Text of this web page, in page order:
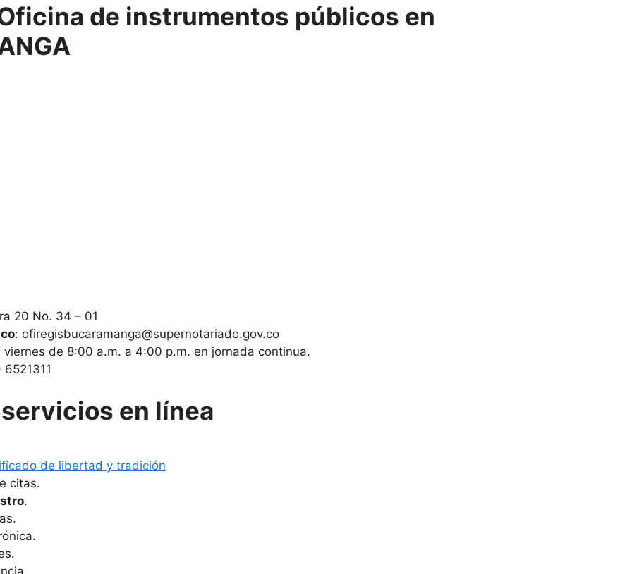
de instrumentos públicos en
20 No. 34 – 01
: ofiregisbucaramanga@supernotariado.gov.co
viernes de 8:00 a.m. a 4:00 p.m. en jornada continua.
en línea
de libertad y tradición
citas.
.